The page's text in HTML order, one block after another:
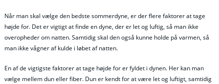
Når man skal vælge den bedste sommerdyne, er der flere faktorer at tage
højde for. Det er vigtigt at finde en dyne, der er let og luftig, så man ikke
overopheder om natten. Samtidig skal den også kunne holde på varmen, så
man ikke vågner af kulde i løbet af natten.
En af de vigtigste faktorer at tage højde for er fyldet i dynen. Her kan man
vælge mellem dun eller fiber. Dun er kendt for at være let og luftigt, samtidig